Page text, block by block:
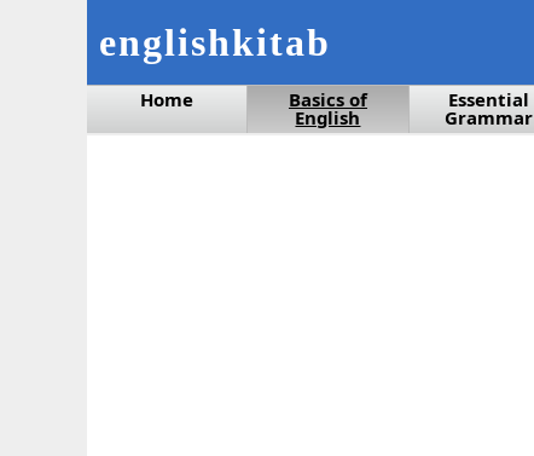
englishkitab
Home Basics of
English
Essential
Grammar